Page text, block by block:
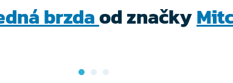
brzdaod značky